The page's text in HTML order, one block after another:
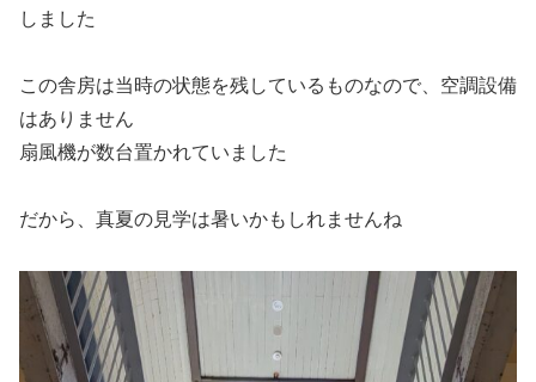
しました
この舎房は当時の状態を残しているものなので、空調設備
はありません
扇風機が数台置かれていました
だから、真夏の見学は暑いかもしれませんね